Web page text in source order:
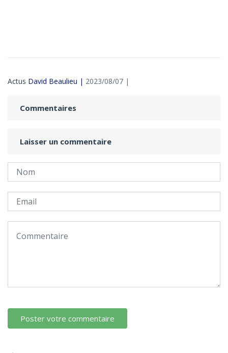
Actus David Beaulieu | 2023/08/07 |
Commentaires
Laisser un commentaire
Poster votre commentaire